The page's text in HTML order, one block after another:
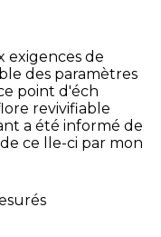
exigences de
des paramètres
point d'éch
revivifiable
a été informé de
ce lle-ci par mon